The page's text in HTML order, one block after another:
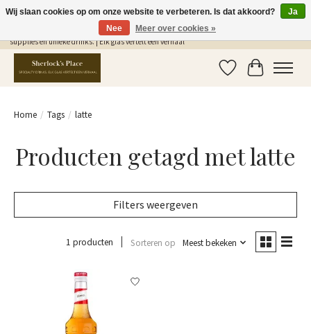
Gratis Verzending in NL vanaf €75,- | Sherlocks Place: dé plek voor MONIN siropen, bar
supplies en unieke drinks. | Elk glas vertelt een verhaal
Verlanglijst
Home / Tags / latte
Producten getagd met latte
Filters weergeven
1 producten Sorteren op Meest bekeken
Wij slaan cookies op om onze website te verbeteren. Is dat akkoord?
Ja
Nee
Meer over cookies »